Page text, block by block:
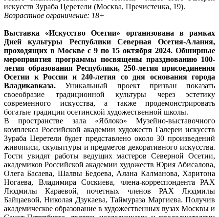
искусств Зураба Церетели (Москва, Пречистенка, 19).
Возрастное ограничение: 18+
Выставка «Искусство Осетии» организована в рамках
Дней культуры Республики Северная Осетия-Алания,
проходящих в Москве с 9 по 15 октября 2024. Обширные
мероприятия программы посвящены празднованию 100-
летия образования Республики, 250-летия присоединения
Осетии к России и 240-летия со дня основания города
Владикавказа. Уникальный проект призван показать
своеобразие традиционной культуры через эстетику
современного искусства, а также продемонстрировать
богатые традиции осетинской художественной школы.
В пространстве зала «Яблоко» Музейно-выставочного
комплекса Российской академии художеств Галереи искусств
Зураба Церетели будет представлено около 30 произведений
живописи, скульптуры и предметов декоративного искусства.
Гости увидят работы ведущих мастеров Северной Осетии,
академиков Российской академии художеств Юрия Абисалова,
Олега Басаева, Шалвы Бедоева, Алана Калманова, Харитона
Ногаева, Владимира Соскиева, члена-корреспондента РАХ
Людмилы Караевой, почетных членов РАХ Людмилы
Байцаевой, Николая Дзукаева, Таймураза Маргиева. Получив
академическое образование в художественных вузах Москвы и